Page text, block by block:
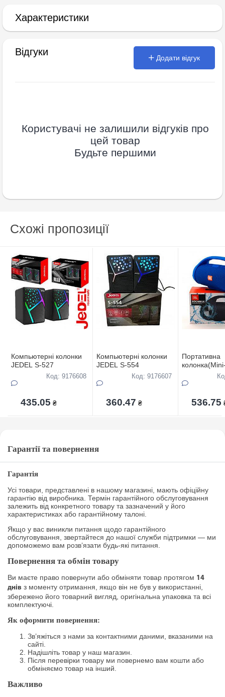
Характеристики
Відгуки
Додати відгук
Користувачі не залишили відгуків про
цей товар
Будьте першими
Схожі пропозиції
Компьютернi колонки
JEDEL S-527
Код: 9176608
435.05 ₴
Компьютернi колонки
JEDEL S-554
Код: 9176607
360.47 ₴
Портативна
BOOMBOX
536.75
Гарантії та повернення
Гарантія
Усі товари, представлені в нашому магазині, мають офіційну
гарантію від виробника. Термін гарантійного обслуговування
залежить від конкретного товару та зазначений у його
характеристиках або гарантійному талоні.
Якщо у вас виникли питання щодо гарантійного
обслуговування, звертайтеся до нашої служби підтримки — ми
допоможемо вам розв’язати будь-які питання.
Повернення та обмін товару
Ви маєте право повернути або обміняти товар протягом 14
днів з моменту отримання, якщо він не був у використанні,
збережено його товарний вигляд, оригінальна упаковка та всі
комплектуючі.
Як оформити повернення:
Зв’яжіться з нами за контактними даними, вказаними на
сайті.
Надішліть товар у наш магазин.
Після перевірки товару ми повернемо вам кошти або
обміняємо товар на інший.
Важливо